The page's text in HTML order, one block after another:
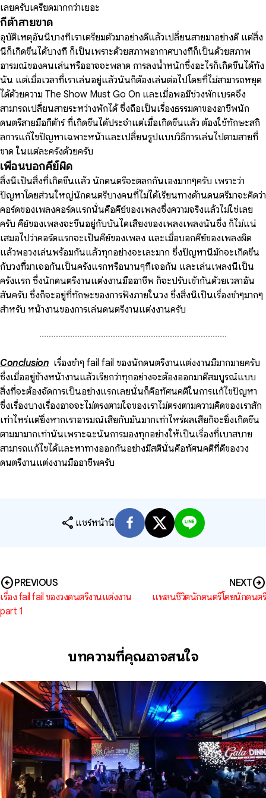
เลยครับเครียดมากกว่าเยอะ
กีต้าสายขาด
อุบัติเหตุอันนี้บางทีเราเตรียมตัวมาอย่างดีแล้วเปลี่ยนสายมาอย่างดี แต่สิ่ง
นี้ก็เกิดขึ้นได้บางที ก็เป็นเพราะด้วยสภาพอากาศบางทีก็เป็นด้วยสภาพ
อารมณ์ของคนเล่นหรืออาจจะพลาด การลงน้ำหนักซึ่งอะไรก็เกิดขึ้นได้ทั้ง
นั้น แต่เมื่อเวลาที่เราเล่นอยู่แล้วนั้นก็ต้องเล่นต่อไปโดยที่ไม่สามารถหยุด
ได้ด้วยความ The Show Must Go On และเมื่อพอมีช่วงพักเบรคจึง
สามารถเปลี่ยนสายระหว่างพักได้ ซึ่งถือเป็นเรื่องธรรมดาของอาชีพนัก
ดนตรีสายมือกีต้าร์ ที่เกิดขึ้นได้ประจำแต่เมื่อเกิดขึ้นแล้ว ต้องใช้ทักษะสกิ
ลการแก้ไขปัญหาเฉพาะหน้าและเปลี่ยนรูปแบบวิธีการเล่นไปตามสายที่
ขาด ในแต่ละครั้งด้วยครับ
เพื่อนบอกคีย์ผิด
สิ่งนี้เป็นสิ่งที่เกิดขึ้นแล้ว นักดนตรีจะตลกกันเองมากๆครับ เพราะว่า
ปัญหาโดยส่วนใหญ่นักดนตรีบางคนที่ไม่ได้เรียนทางด้านดนตรีมาจะคิดว่า
คอร์ดของเพลงคอร์ดแรกนั่นคือคีย์ของเพลงซึ่งความจริงแล้วไม่ใช่เลย
ครับ​ คีย์ของเพลงจะขึ้นอยู่กับบันไดเสียงของเพลงเพลงนั้นซึ่ง ก็ไม่แน่
เสมอไปว่าคอร์ดแรกจะเป็นคีย์ของเพลง และเมื่อบอกคีย์ของเพลงผิด
แล้วพอวงเล่นพร้อมกันแล้วทุกอย่างจะเละมาก ซึ่งปัญหานี้มักจะเกิดขึ้น
กับวงที่มาเจอกันเป็นครั้งแรกหรือนานๆทีเจอกัน และเล่นเพลงนี้เป็น
ครั้งแรก ซึ่งนักดนตรีงานแต่งงานมืออาชีพ ก็จะปรับเข้ากันด้วยเวลาอัน
สั้นครับ ซึ่งก็จะอยู่ที่ทักษะของการฟังภายในวง ซึ่งสิ่งนี้เป็นเรื่องขำๆมากๆ
สำหรับ หน้างานของการเล่นดนตรีงานแต่งงานครับ
เรื่องขำๆ fail fail ของนักดนตรีงานแต่งงานมีมากมายครับ
ซึ่งเมื่ออยู่ข้างหน้างานแล้วเรียกว่าทุกอย่างจะต้องออกมาดีสมบูรณ์แบบ
สิ่งที่จะต้องจัดการเป็นอย่างแรกเลยนั่นก็คือทัศนคติในการแก้ไขปัญหา
ซึ่งเรื่องบางเรื่องอาจจะไม่ตรงตามใจของเราไม่ตรงตามความคิดของเราสัก
เท่าไหร่แต่ยิ่งหากเราอารมณ์เสียกับมันมากเท่าไหร่ผลเสียก็จะยิ่งเกิดขึ้น
ตามมามากเท่านั้นเพราะฉะนั้นการมองทุกอย่างให้เป็นเรื่องที่เบาสบาย
สามารถแก้ไขได้และหาทางออกกันอย่างมีสตินั่นคือทัศนคติที่ดีของวง
ดนตรีงานแต่งงานมืออาชีพครับ
share แชร์หน้านี้
arrow_circle_leftPREVIOUS
เรื่อง fail fail ของวงดนตรีงานแต่งงาน
part 1
arrow_circle_right
NEXT
แพลนชีวิตนักดนตรีโดยนักดนตรี
บทความที่คุณอาจสนใจ